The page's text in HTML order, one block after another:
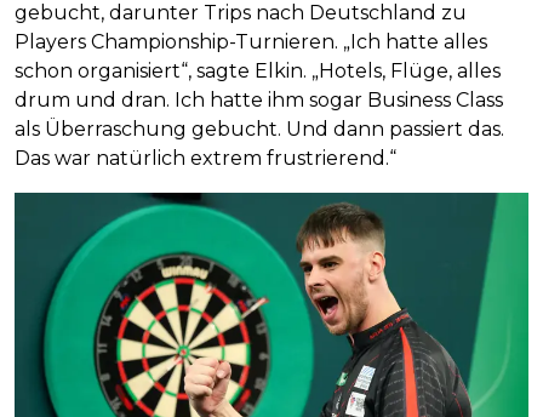
gebucht, darunter Trips nach Deutschland zu
Players Championship-Turnieren. „Ich hatte alles
schon organisiert“, sagte Elkin. „Hotels, Flüge, alles
drum und dran. Ich hatte ihm sogar Business Class
als Überraschung gebucht. Und dann passiert das.
Das war natürlich extrem frustrierend.“